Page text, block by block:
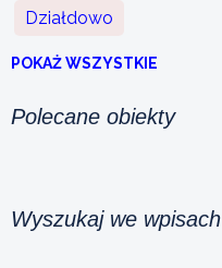
Działdowo
POKAŻ WSZYSTKIE
Polecane obiekty
Wyszukaj we wpisach